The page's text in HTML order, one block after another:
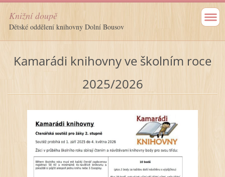
Knižní doupě
Dětské oddělení knihovny Dolní Bousov
Kamarádi knihovny ve školním roce
2025/2026